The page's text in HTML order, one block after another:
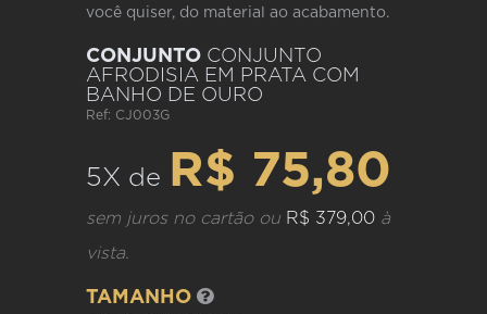
você quiser, do material ao acabamento.
CONJUNTO CONJUNTO
AFRODISIA EM PRATA COM
BANHO DE OURO
Ref: CJ003G
5X de R$ 75,80
sem juros no cartão ou R$ 379,00 à
vista.
TAMANHO